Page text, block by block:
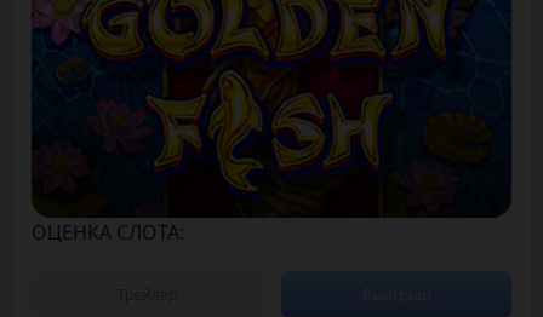
ОЦЕНКА СЛОТА: